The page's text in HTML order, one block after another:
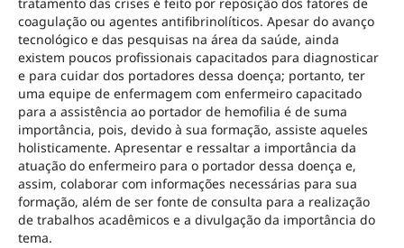
coagulação ou agentes antifibrinolíticos. Apesar do avanço
tecnológico e das pesquisas na área da saúde, ainda
existem poucos profissionais capacitados para diagnosticar
e para cuidar dos portadores dessa doença; portanto, ter
uma equipe de enfermagem com enfermeiro capacitado
para a assistência ao portador de hemofilia é de suma
importância, pois, devido à sua formação, assiste aqueles
holisticamente. Apresentar e ressaltar a importância da
atuação do enfermeiro para o portador dessa doença e,
assim, colaborar com informações necessárias para sua
formação, além de ser fonte de consulta para a realização
de trabalhos acadêmicos e a divulgação da importância do
tema.